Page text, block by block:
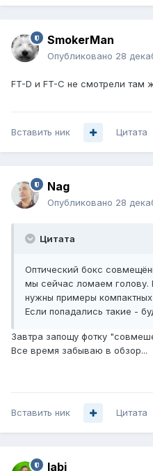
SmokerMan
Опубликовано 28
FT-D и FT-C не смотрели там
Вставить ник Цитата
Nag
Опубликовано 28
Цитата
Оптический бокс
мы сейчас ломаем голову.
нужны примеры
Если попадались такие -
Завтра запощу фотку
Все время забываю в обзор...
Вставить ник Цитата
labi